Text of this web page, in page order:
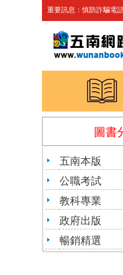
重要訊息：慎防詐騙電
圖書
五南本版
公職考試
教科專業
政府出版
暢銷精選